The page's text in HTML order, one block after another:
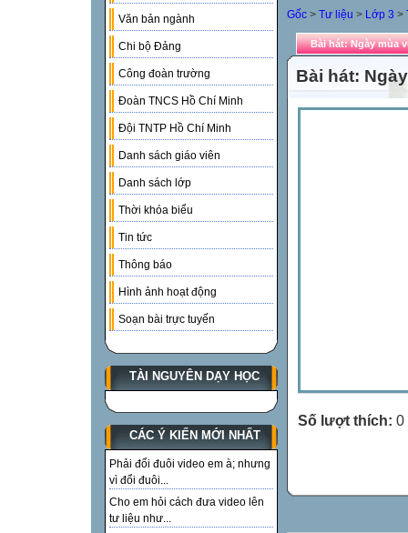
Văn bản ngành
Chi bộ Đảng
Công đoàn trường
Đoàn TNCS Hồ Chí Minh
Đội TNTP Hồ Chí Minh
Danh sách giáo viên
Danh sách lớp
Thời khóa biểu
Tin tức
Thông báo
Hình ảnh hoạt động
Soạn bài trực tuyến
TÀI NGUYÊN DẠY HỌC
CÁC Ý KIẾN MỚI NHẤT
Phải đổi đuôi video em à; nhưng
vì đổi đuôi...
Cho em hỏi cách đưa video lên
tư liệu như...
Gốc > Tư liệu > Lớp 3 >
Bài hát: Ngày mùa
Bài hát:
Số lượt thích: 0